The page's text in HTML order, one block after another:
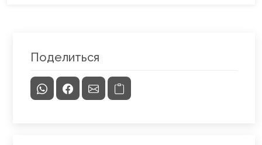
Поделиться